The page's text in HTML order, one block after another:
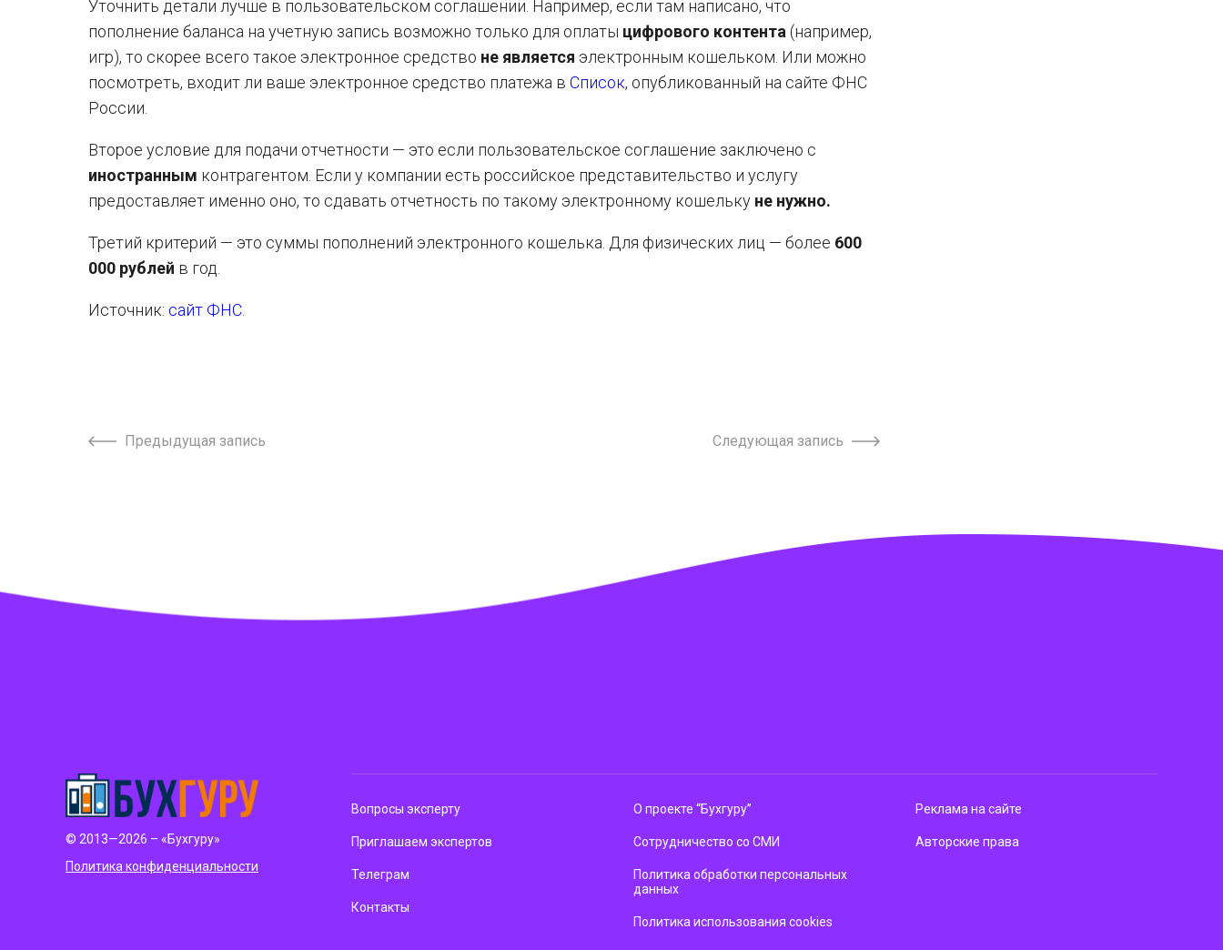
Уточнить детали лучше в пользовательском соглашении. Например, если там написано, что
пополнение баланса на учетную запись возможно только для оплаты цифрового контента (например,
игр), то скорее всего такое электронное средство не является электронным кошельком. Или можно
посмотреть, входит ли ваше электронное средство платежа в Список, опубликованный на сайте ФНС
России.
Второе условие для подачи отчетности — это если пользовательское соглашение заключено с
иностранным контрагентом. Если у компании есть российское представительство и услугу
предоставляет именно оно, то сдавать отчетность по такому электронному кошельку не нужно.
Третий критерий — это суммы пополнений электронного кошелька. Для физических лиц — более 600
000 рублей в год.
Источник: сайт ФНС
Предыдущая запись Следующая запись
© 2013—2026 – «Бухгуру»
Политика конфиденциальности
Вопросы эксперту
Приглашаем экспертов
Телеграм
Контакты
О проекте “Бухгуру”
Сотрудничество со СМИ
Политика обработки персональных
данных
Политика использования cookies
Реклама на сайте
Авторские права